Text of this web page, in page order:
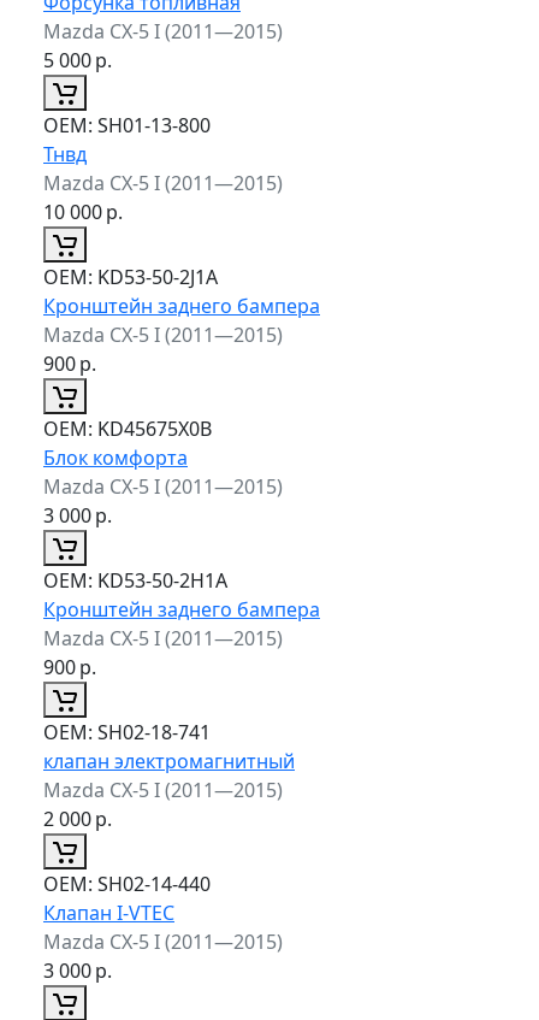
Mazda CX-5 I (2011—2015)
5 000р.
ОЕМ: SH01-13-800
Тнвд
Mazda CX-5 I (2011—2015)
10 000р.
ОЕМ: KD53-50-2J1A
Кронштейн заднего бампера
Mazda CX-5 I (2011—2015)
900р.
ОЕМ: KD45675X0B
Блок комфорта
Mazda CX-5 I (2011—2015)
3 000р.
ОЕМ: KD53-50-2H1A
Кронштейн заднего бампера
Mazda CX-5 I (2011—2015)
900р.
ОЕМ: SH02-18-741
клапан электромагнитный
Mazda CX-5 I (2011—2015)
2 000р.
ОЕМ: SH02-14-440
Клапан I-VTEC
Mazda CX-5 I (2011—2015)
3 000р.